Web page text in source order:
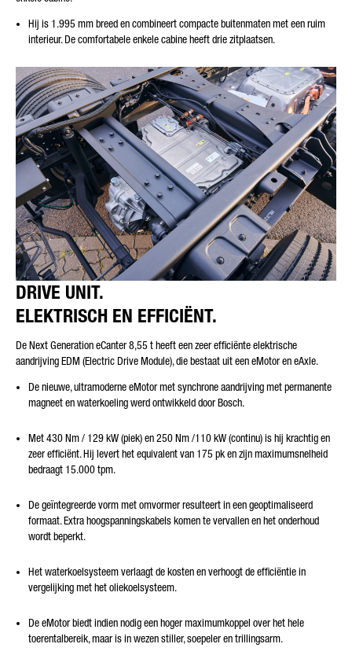
Hij is 1.995 mm breed en combineert compacte buitenmaten met een ruim
interieur. De comfortabele enkele cabine heeft drie zitplaatsen.
DRIVE UNIT.
ELEKTRISCH EN EFFICIËNT.
De Next Generation eCanter 8,55 t heeft een zeer efficiënte elektrische
aandrijving EDM (Electric Drive Module), die bestaat uit een eMotor en eAxle.
De nieuwe, ultramoderne eMotor met synchrone aandrijving met permanente
magneet en waterkoeling werd ontwikkeld door Bosch.
Met 430 Nm / 129 kW (piek) en 250 Nm /110 kW (continu) is hij krachtig en
zeer efficiënt. Hij levert het equivalent van 175 pk en zijn maximumsnelheid
bedraagt 15.000 tpm.
De geïntegreerde vorm met omvormer resulteert in een geoptimaliseerd
formaat. Extra hoogspanningskabels komen te vervallen en het onderhoud
wordt beperkt.
Het waterkoelsysteem verlaagt de kosten en verhoogt de efficiëntie in
vergelijking met het oliekoelsysteem.
De eMotor biedt indien nodig een hoger maximumkoppel over het hele
toerentalbereik, maar is in wezen stiller, soepeler en trillingsarm.